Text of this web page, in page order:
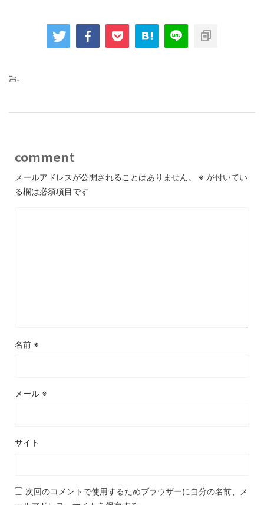
-
comment
メールアドレスが公開されることはありません。 ※ が付いてい
る欄は必須項目です
名前 ※
メール ※
サイト
次回のコメントで使用するためブラウザーに自分の名前、メ